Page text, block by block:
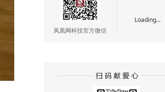
凤凰网科技官方微信
Loading...